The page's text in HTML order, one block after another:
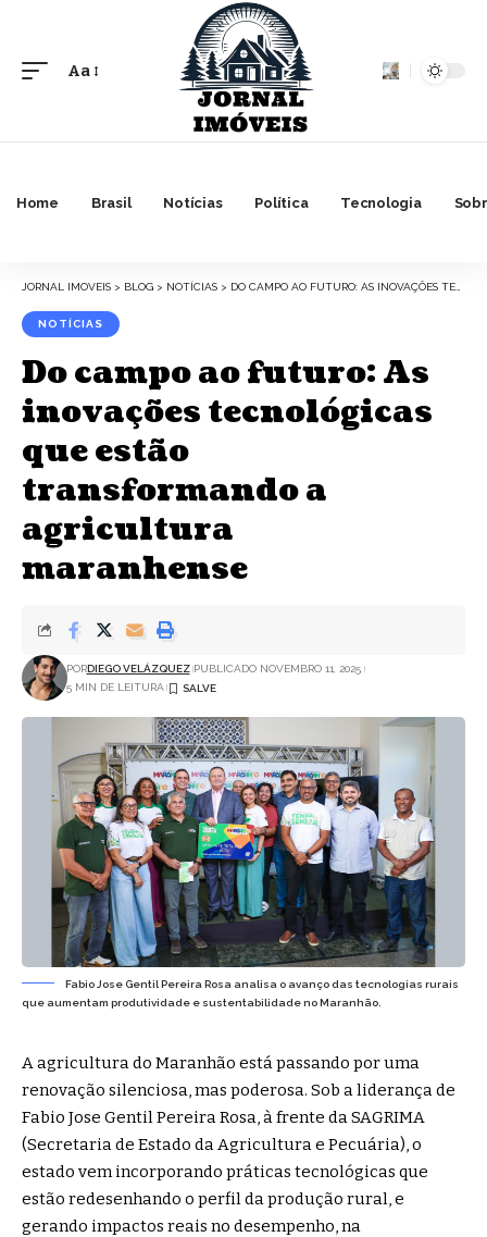
Font
Aa
Home Brasil Notícias Política Tecnologia
JORNAL IMOVEIS > BLOG > NOTÍCIAS > DO CAMPO AO FUTURO: AS INOVAÇÕES TECNOLÓGICAS QUE ESTÃO TRANSFORMANDO A AGRICULTURA MARANHENSE
NOTÍCIAS
Do campo ao futuro: As
inovações tecnológicas
que estão
transformando a
agricultura
maranhense
PORDIEGO VELÁZQUEZ PUBLICADO NOVEMBRO 11, 2025
5 MIN DE LEITURA
Fabio Jose Gentil Pereira Rosa analisa o avanço das tecnologias rurais
que aumentam produtividade e sustentabilidade no Maranhão.
A agricultura do Maranhão está passando por uma
renovação silenciosa, mas poderosa. Sob a liderança de
Fabio Jose Gentil Pereira Rosa, à frente da SAGRIMA
(Secretaria de Estado da Agricultura e Pecuária), o
estado vem incorporando práticas tecnológicas que
estão redesenhando o perfil da produção rural, e
gerando impactos reais no desempenho, na